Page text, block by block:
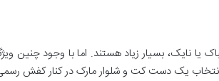
یا نایک، بسیار زیاد هستند. اما با وجود
یک دست کت و شلوار مارک در کنار کفش